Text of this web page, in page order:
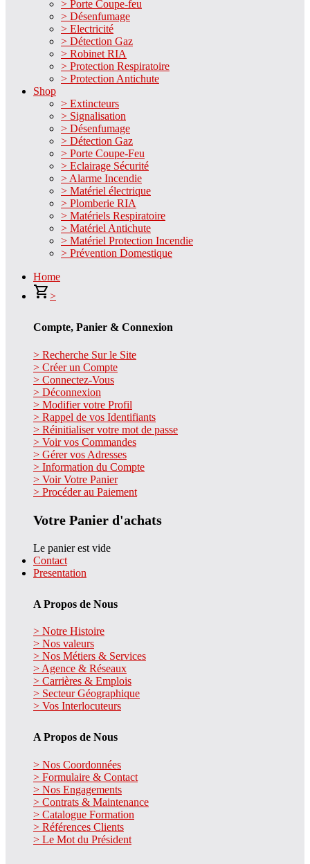
> Porte Coupe-feu
> Désenfumage
> Electricité
> Détection Gaz
> Robinet RIA
> Protection Respiratoire
> Protection Antichute
Shop
> Extincteurs
> Signalisation
> Désenfumage
> Détection Gaz
> Porte Coupe-Feu
> Eclairage Sécurité
> Alarme Incendie
> Matériel électrique
> Plomberie RIA
> Matériels Respiratoire
> Matériel Antichute
> Matériel Protection Incendie
> Prévention Domestique
Home
>
Compte, Panier & Connexion
> Recherche Sur le Site
> Créer un Compte
> Connectez-Vous
> Déconnexion
> Modifier votre Profil
> Rappel de vos Identifiants
> Réinitialiser votre mot de passe
> Voir vos Commandes
> Gérer vos Adresses
> Information du Compte
> Voir Votre Panier
> Procéder au Paiement
Votre Panier d'achats
Le panier est vide
Contact
Presentation
A Propos de Nous
> Notre Histoire
> Nos valeurs
> Nos Métiers & Services
> Agence & Réseaux
> Carrières & Emplois
> Secteur Géographique
> Vos Interlocuteurs
A Propos de Nous
> Nos Coordonnées
> Formulaire & Contact
> Nos Engagements
> Contrats & Maintenance
> Catalogue Formation
> Références Clients
> Le Mot du Président